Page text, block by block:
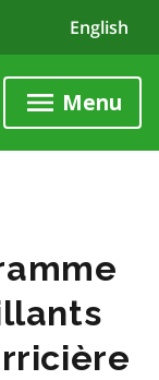
English
Menu